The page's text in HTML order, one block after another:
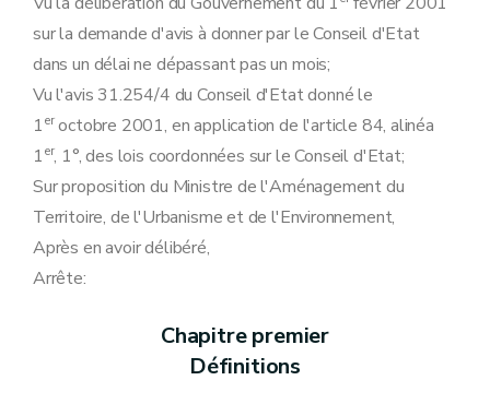
Art. 144
Art. 145
Art. 146
Art. 147
Art. 148
Art. 149
Art. 150
Art. 151
Art. 153
Art. 154
Art. 155
Art. 156
Art. 160
sur la demande d'avis à donner par le Conseil d'Etat
dans un délai ne dépassant pas un mois;
Vu l'avis 31.254/4 du Conseil d'Etat donné le
1eroctobre 2001, en application de l'article 84, alinéa
1er, 1°, des lois coordonnées sur le Conseil d'Etat;
Sur proposition du Ministre de l'Aménagement du
Territoire, de l'Urbanisme et de l'Environnement,
Après en avoir délibéré,
Arrête:
Chapitre premier
Définitions